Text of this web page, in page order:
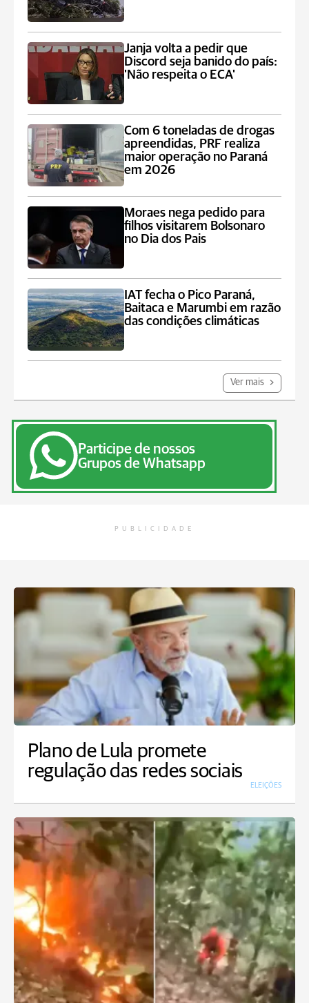
Janja volta a pedir que
Discord seja banido do país:
'Não respeita o ECA'
Com 6 toneladas de drogas
apreendidas, PRF realiza
maior operação no Paraná
em 2026
Moraes nega pedido para
filhos visitarem Bolsonaro
no Dia dos Pais
IAT fecha o Pico Paraná,
Baitaca e Marumbi em razão
das condições climáticas
Ver mais
Participe de nossos
Grupos de Whatsapp
PUBLICIDADE
Plano de Lula promete
regulação das redes sociais
ELEIÇÕES